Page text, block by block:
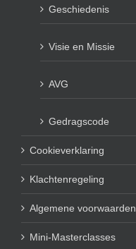
Geschiedenis
Visie en Missie
AVG
Gedragscode
Cookieverklaring
Klachtenregeling
Algemene voorwaarden
Mini-Masterclasses